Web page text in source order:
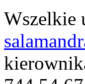
Wszelkie